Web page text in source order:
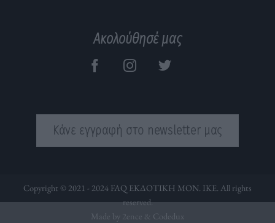
Ακολούθησέ μας
Κάνε εγγραφή στο newsletter μας
Copyright © 2021 - 2024 FAQ ΕΚΔΟΤΙΚΗ ΜΟΝ. ΙΚΕ. All rights
reserved.
Made by 2ence & Codedux